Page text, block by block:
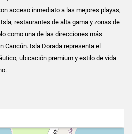
acceso inmediato a las mejores playas,
restaurantes de alta gama y zonas de
como una de las direcciones más
Cancún. Isla Dorada representa el
ubicación premium y estilo de vida